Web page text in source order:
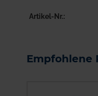
Artikel-Nr.
Empfohlene